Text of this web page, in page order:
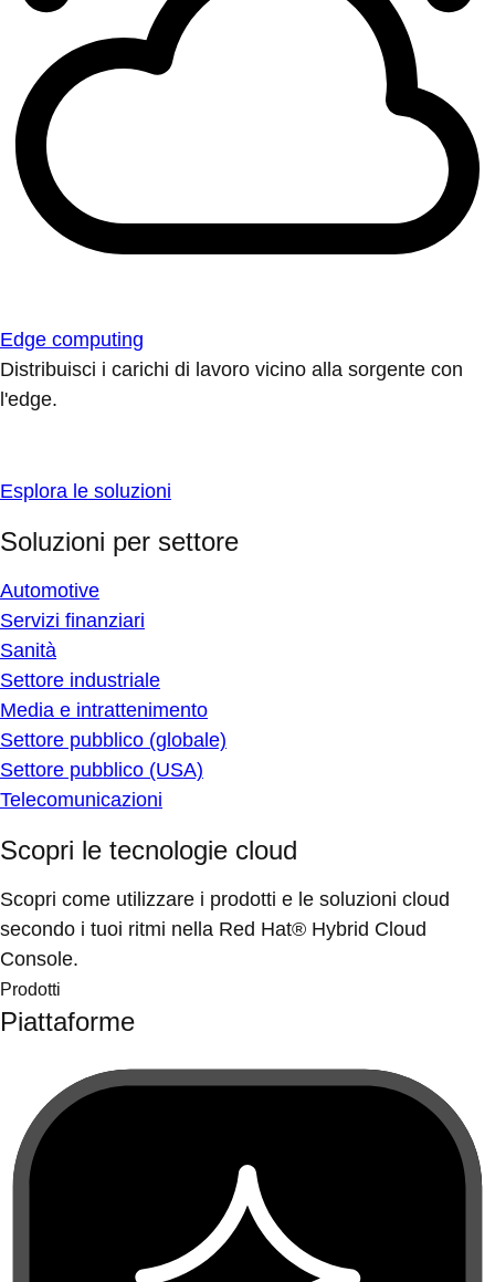
Edge computing
Distribuisci i carichi di lavoro vicino alla sorgente con
l'edge.
Esplora le soluzioni
Soluzioni per settore
Automotive
Servizi finanziari
Sanità
Settore industriale
Media e intrattenimento
Settore pubblico (globale)
Settore pubblico (USA)
Telecomunicazioni
Scopri le tecnologie cloud
Scopri come utilizzare i prodotti e le soluzioni cloud
secondo i tuoi ritmi nella Red Hat® Hybrid Cloud
Console.
Prodotti
Piattaforme